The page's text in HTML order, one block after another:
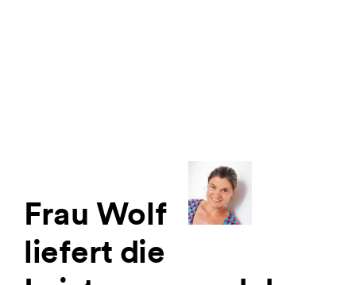
Frau Wolf
liefert die